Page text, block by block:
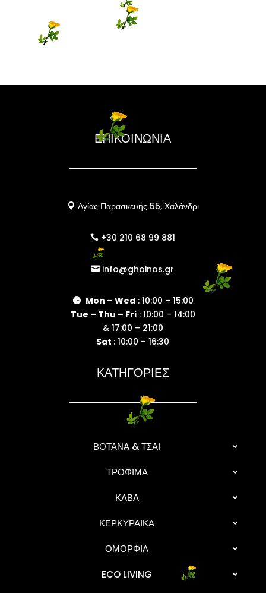
ΕΠΙΚΟΙΝΩΝΙΑ
 Αγίας Παρασκευής 55, Χαλάνδρι
 +30 210 68 99 881
 info@ghoinos.gr
 Mon – Wed: 10:00 – 15:00
Tue – Thu – Fri: 10:00 – 14:00
& 17:00 – 21:00
Sat : 10:00 – 16:30
ΚΑΤΗΓΟΡΙΕΣ
ΒΟΤΑΝΑ & ΤΣΑΙ
ΤΡΟΦΙΜΑ
ΚΑΒΑ
ΚΕΡΚΥΡΑΙΚΑ
ΟΜΟΡΦΙΑ
ECO LIVING